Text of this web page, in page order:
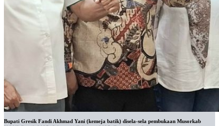
Bupati Gresik Fandi Akhmad Yani (kemeja batik) disela-sela pembukaan Musorkab